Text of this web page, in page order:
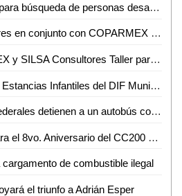
Crean comisión estatal para búsqueda de personas desaparecidas
Otorga SILSA Consultores en conjunto con COPARMEX reconocimiento a Eduardo Dario Mata Torres y Ever José Quintero Rivas
Presentaron COPARMEX y SILSA Consultores Taller para emprendedores
94 niños egresan de las Estancias Infantiles del DIF Municipal de Ciudad Valles
Policías Ministeriales Federales detienen a un autobús con comerciantes que supuestamente traían piratería
Filippa Giordano lista para el 8vo. Aniversario del CC200 de la UASLP
de combustible ilegal
el triunfo a Adrián Esper